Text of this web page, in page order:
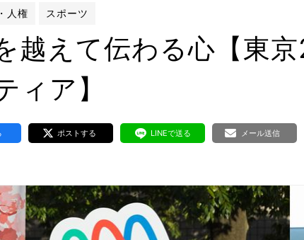
京ボランティアレガシーネットワークとは
っと知りたい！VLNでできること
京2020大会の軌跡
もてなし語学ボランティア
人権 スポーツ
越えて伝わる心【東
ィア】
ポストする LINEで送る メール送信